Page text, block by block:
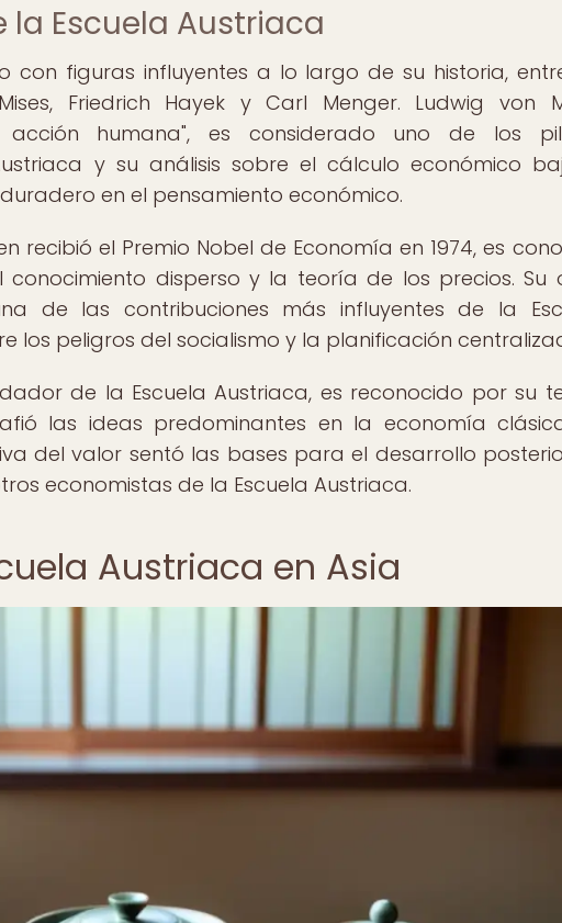
la Escuela Austriaca
con figuras influyentes a lo largo de su historia,
Friedrich Hayek y Carl Menger. Ludwig von
humana", es considerado uno de los
y su análisis sobre el cálculo económico
en el pensamiento económico.
recibió el Premio Nobel de Economía en 1974, es
disperso y la teoría de los precios. Su
de las contribuciones más influyentes de la
los peligros del socialismo y la planificación
de la Escuela Austriaca, es reconocido por su
las ideas predominantes en la economía
del valor sentó las bases para el desarrollo
economistas de la Escuela Austriaca.
Austriaca en Asia